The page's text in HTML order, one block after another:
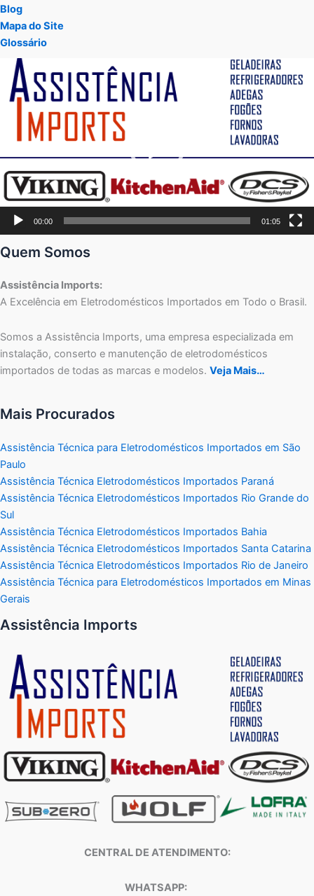
Blog
Mapa do Site
Glossário
Tocador
vídeo
00:00 01:05
Quem Somos
Assistência Imports:
A Excelência em Eletrodomésticos Importados em Todo o Brasil.
Somos a Assistência Imports, uma empresa especializada em
instalação, conserto e manutenção de eletrodomésticos
importados de todas as marcas e modelos. Veja Mais…
Mais Procurados
Assistência Técnica para Eletrodomésticos Importados em São
Paulo
Assistência Técnica Eletrodomésticos Importados Paraná
Assistência Técnica Eletrodomésticos Importados Rio Grande do
Sul
Assistência Técnica Eletrodomésticos Importados Bahia
Assistência Técnica Eletrodomésticos Importados Santa Catarina
Assistência Técnica Eletrodomésticos Importados Rio de Janeiro
Assistência Técnica para Eletrodomésticos Importados em Minas
Gerais
Assistência Imports
CENTRAL DE ATENDIMENTO:
WHATSAPP: